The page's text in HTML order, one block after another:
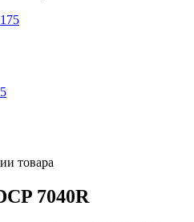
товара
7040R